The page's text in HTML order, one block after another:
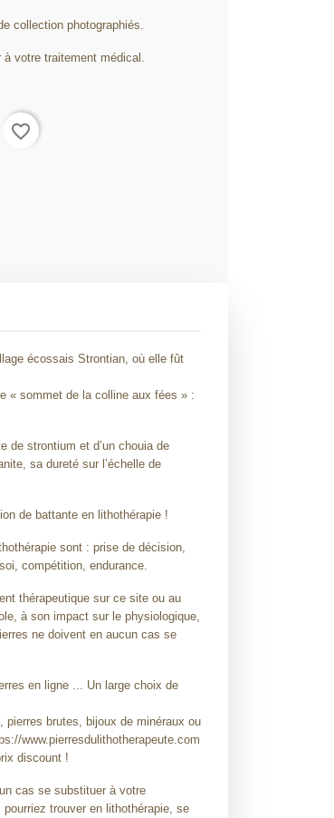
collection photographiés.
votre traitement médical.
favorite_border
écossais Strontian, où elle fût
« sommet de la colline aux fées » :
de strontium et d’un chouia de
sa dureté sur l’échelle de
de battante en lithothérapie !
sont : prise de décision,
compétition, endurance.
thérapeutique sur ce site ou au
à son impact sur le physiologique,
ne doivent en aucun cas se
en ligne ... Un large choix de
pierres brutes, bijoux de minéraux ou
www.pierresdulithotherapeute.com
discount !
cas se substituer à votre
trouver en lithothérapie, se